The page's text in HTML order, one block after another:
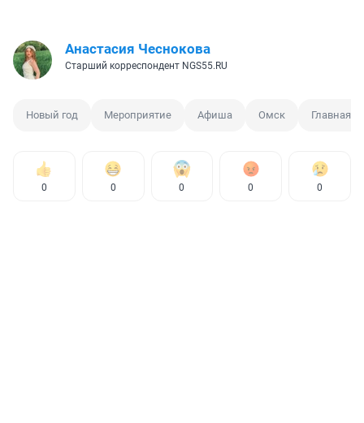
Анастасия Чеснокова
Старший корреспондент NGS55.RU
Новый год Мероприятие Афиша Омск Главная
0 0 0 0 0